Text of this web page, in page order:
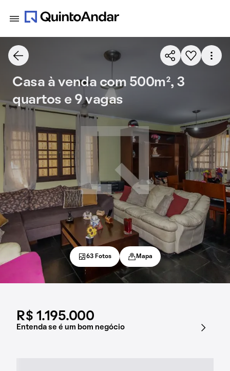
R$ 1.195.000
Entenda se é um bom negócio
Casa à venda com 500m², 3
quartos e 9 vagas
63 Fotos Mapa